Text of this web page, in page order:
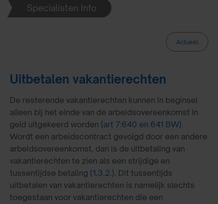
Specialisten Info
Actueel
Uitbetalen vakantierechten
De resterende vakantierechten kunnen in beginsel
alleen bij het einde van de arbeidsovereenkomst in
geld uitgekeerd worden (art 7:640 en 641 BW).
Wordt een arbeidscontract gevolgd door een andere
arbeidsovereenkomst, dan is de uitbetaling van
vakantierechten te zien als een strijdige en
tussentijdse betaling (1.3.2.). Dit tussentijds
uitbetalen van vakantierechten is namelijk slechts
toegestaan voor vakantierechten die een